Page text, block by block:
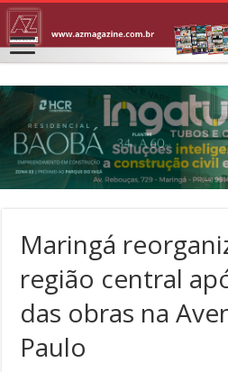
Maringá
região central
das obras na
Paulo